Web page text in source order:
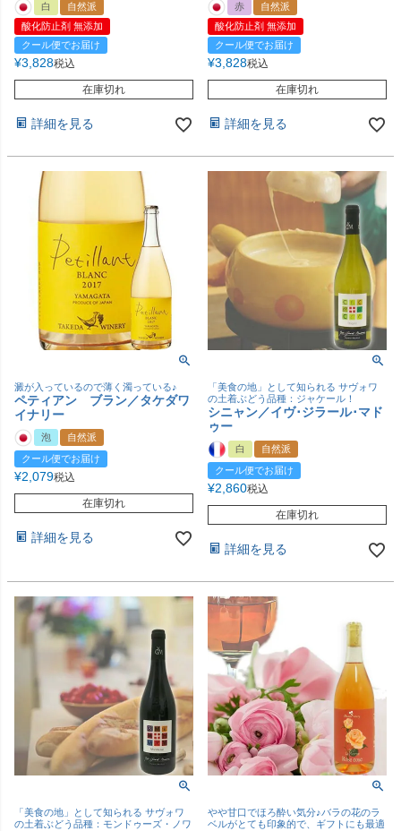
白
自然派
酸化防止剤 無添加
クール便でお届け
¥3,828税込
在庫切れ
詳細を見る
赤
自然派
酸化防止剤 無添加
クール便でお届け
¥3,828税込
在庫切れ
詳細を見る
澱が入っているので薄く濁っている♪
ペティアン ブラン／タケダワ
イナリー
泡
自然派
クール便でお届け
¥2,079税込
在庫切れ
詳細を見る
「美食の地」として知られる サヴォワ
の土着ぶどう品種：ジャケール！
シニャン／イヴ･ジラール･マド
ゥー
白
自然派
クール便でお届け
¥2,860税込
在庫切れ
詳細を見る
「美食の地」として知られる サヴォワ
の土着ぶどう品種：モンドゥーズ・ノワ
やや甘口でほろ酔い気分♪バラの花のラ
ベルがとても印象的で、ギフトにも最適